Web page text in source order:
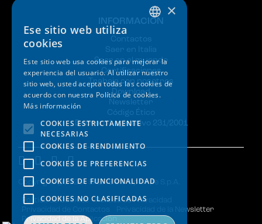
INFORMACIÓN
Contactos
Saer en Italia
Saer en el muondo
Certificaciones
Trabaja con nosotros
Download
Newsletter
Código Ético
Decreto Legislativo 231/2001
Copyright © 2026 | SAER Elettropompe S.p.A.
Política de Cookies
Política de Privacidad
Privacidad de la Newsletter
Privacidad de la Aplicación
ENGLISH
SPANISH
GERMAN
FRENCH
×
Ese sitio web utiliza
cookies
Este sitio web usa cookies para mejorar la
experiencia del usuario. Al utilizar nuestro
sitio web, usted acepta todas las cookies de
acuerdo con nuestra Política de cookies.
Más información
COOKIES ESTRICTAMENTE
NECESARIAS
COOKIES DE RENDIMIENTO
COOKIES DE PREFERENCIAS
COOKIES DE FUNCIONALIDAD
COOKIES NO CLASIFICADAS